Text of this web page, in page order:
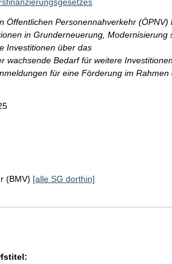
Personennahverkehr (ÖPNV)
in Grunderneuerung, Modernisierung
Investitionen über das
wachsende Bedarf für weitere
für eine Förderung im Rahmen
(BMV) [alle SG dorthin]